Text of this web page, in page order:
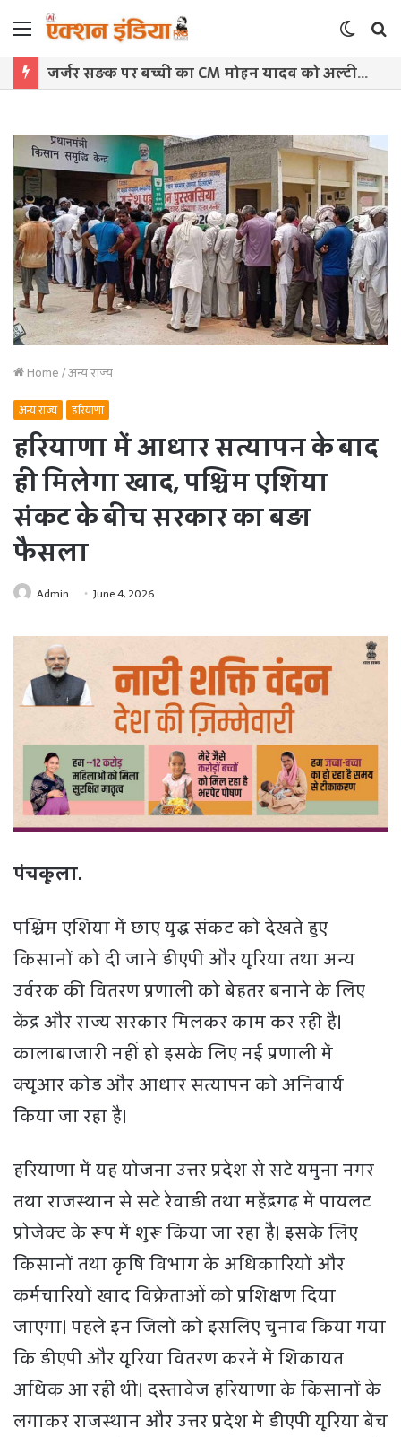
Menu
Switch
skin
जर्जर सड़क पर बच्ची का CM मोहन यादव को अल्टीमेटम, बोली- ‘सड़क बनवाओ, वर्ना कुर्सी से हटवा देंगे’
Home/अन्य राज्य
अन्य राज्य हरियाणा
हरियाणा में आधार सत्यापन के बाद
ही मिलेगा खाद, पश्चिम एशिया
संकट के बीच सरकार का बड़ा
फैसला
Admin June 4, 2026
पंचकूला.
पश्चिम एशिया में छाए युद्ध संकट को देखते हुए
किसानों को दी जाने डीएपी और यूरिया तथा अन्य
उर्वरक की वितरण प्रणाली को बेहतर बनाने के लिए
केंद्र और राज्य सरकार मिलकर काम कर रही है।
कालाबाजारी नहीं हो इसके लिए नई प्रणाली में
क्यूआर कोड और आधार सत्यापन को अनिवार्य
किया जा रहा है।
हरियाणा में यह योजना उत्तर प्रदेश से सटे यमुना नगर
तथा राजस्थान से सटे रेवाड़ी तथा महेंद्रगढ़ में पायलट
प्रोजेक्ट के रूप में शुरू किया जा रहा है। इसके लिए
किसानों तथा कृषि विभाग के अधिकारियों और
कर्मचारियों खाद विक्रेताओं को प्रशिक्षण दिया
जाएगा। पहले इन जिलों को इसलिए चुनाव किया गया
कि डीएपी और यूरिया वितरण करनें में शिकायत
अधिक आ रही थी। दस्तावेज हरियाणा के किसानों के
लगाकर राजस्थान और उत्तर प्रदेश में डीएपी यूरिया बेंच